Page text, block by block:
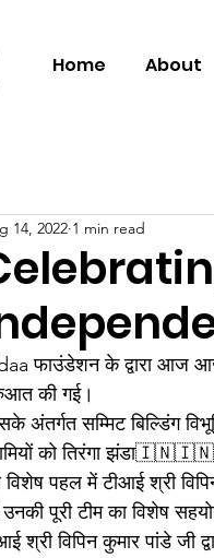
Home About
14, 2022 1 min read
फाउंडेशन के द्वारा आज
की गई।
अंतर्गत सम्मिट बिल्डिंग
को तिरंगा
पहल में टीआई श्री
पूरी टीम का विशेष
श्री विपिन कुमार पांडे जी